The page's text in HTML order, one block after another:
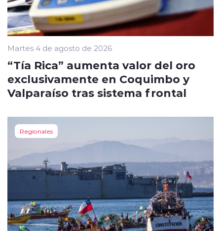
Martes 4 de agosto de 2026
“Tía Rica” aumenta valor del oro
exclusivamente en Coquimbo y
Valparaíso tras sistema frontal
Regionales